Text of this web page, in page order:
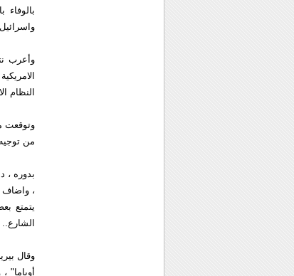
وأعرب
النظام
وتوقعت
من
بدوره ،
، واضاف
يتمتع
الشارع..
وقال